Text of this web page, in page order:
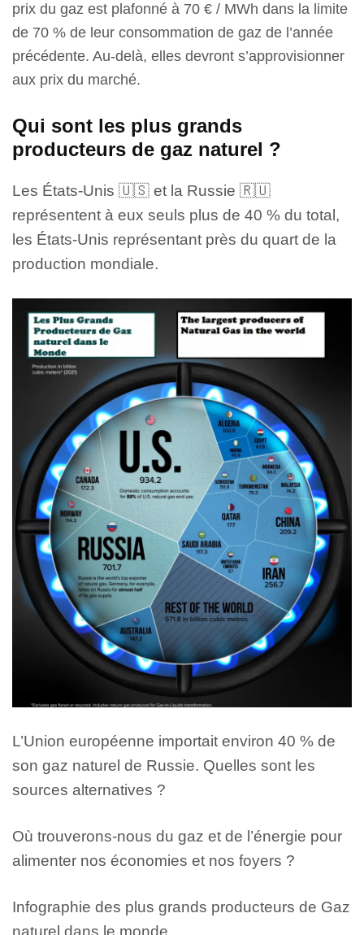
prix du gaz est plafonné à 70 € / MWh dans la limite
de 70 % de leur consommation de gaz de l’année
précédente. Au-delà, elles devront s’approvisionner
aux prix du marché.
Qui sont les plus grands
producteurs de gaz naturel ?
Les États-Unis 🇺🇸 et la Russie 🇷🇺
représentent à eux seuls plus de 40 % du total,
les États-Unis représentant près du quart de la
production mondiale.
L’Union européenne importait environ 40 % de
son gaz naturel de Russie. Quelles sont les
sources alternatives ?
Où trouverons-nous du gaz et de l’énergie pour
alimenter nos économies et nos foyers ?
Infographie des plus grands producteurs de Gaz
naturel dans le monde